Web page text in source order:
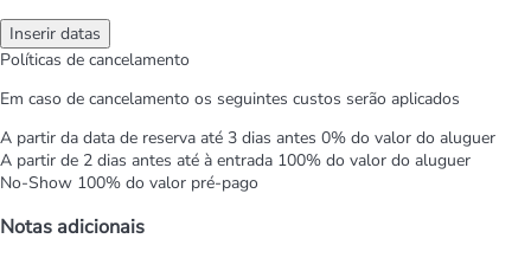
Inserir datas
Políticas de cancelamento
Em caso de cancelamento os seguintes custos serão aplicados
A partir da data de reserva até 3 dias antes 0% do valor do aluguer
A partir de 2 dias antes até à entrada 100% do valor do aluguer
No-Show 100% do valor pré-pago
Notas adicionais